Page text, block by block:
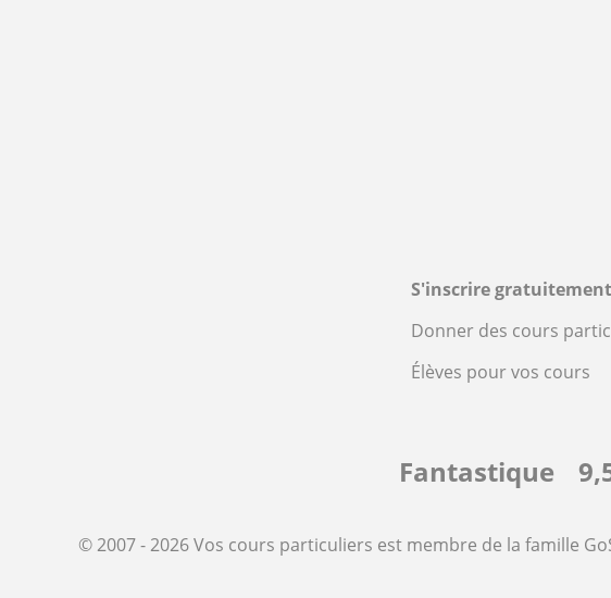
S'inscrire gratuitement
Donner des cours
Élèves pour vos cours
Fantastique
© 2007 - 2026 Vos cours particuliers est membre de la famille